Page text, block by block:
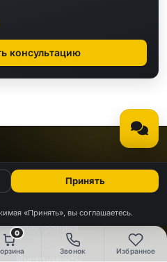
0
Звонок Избранное
консультацию
Аудио
Электроника
«Принять», вы соглашаетесь.
Принять